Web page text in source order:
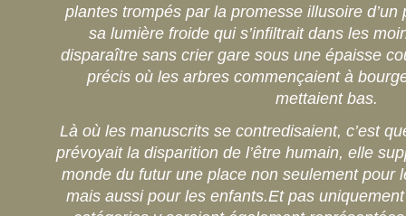
plantes trompés par la promesse illusoire
sa lumière froide qui s’infiltrait dans les
disparaître sans crier gare sous une épaisse
précis où les arbres commençaient à
mettaient bas.
Là où les manuscrits se contredisaient, c’est
prévoyait la disparition de l’être humain, elle
monde du futur une place non seulement pour
mais aussi pour les enfants.Et pas